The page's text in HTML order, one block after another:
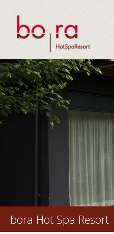
Sky Lounge